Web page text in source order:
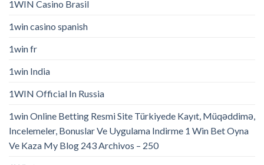
1WIN Casino Brasil
1win casino spanish
1win fr
1win India
1WIN Official In Russia
1win Online Betting Resmi Site Türkiyede Kayıt, Müqəddimə,
Incelemeler, Bonuslar Ve Uygulama Indirme 1 Win Bet Oyna
Ve Kaza My Blog 243 Archivos – 250